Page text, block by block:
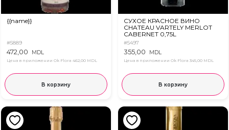
{{name}}
#5889
472,00 MDL
Цена в приложении Ok Flora 462,00 MDL
В корзину
СУХОЕ КРАСНОЕ ВИНО
CHATEAU VARTELY MERLOT
CABERNET 0,75L
#5497
355,00 MDL
Цена в приложении Ok Flora 345,00 MDL
В корзину